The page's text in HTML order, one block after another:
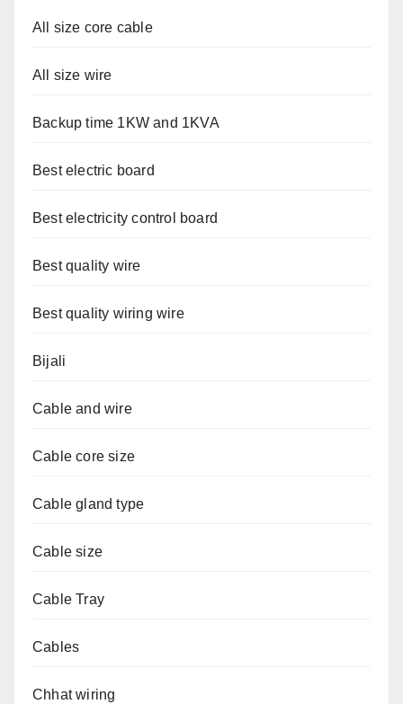
All size core cable
All size wire
Backup time 1KW and 1KVA
Best electric board
Best electricity control board
Best quality wire
Best quality wiring wire
Bijali
Cable and wire
Cable core size
Cable gland type
Cable size
Cable Tray
Cables
Chhat wiring